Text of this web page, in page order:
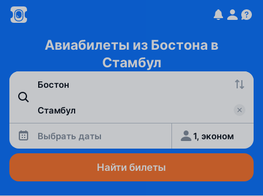
Авиабилеты из Бостона в
Стамбул
Выбрать даты 1, эконом
Найти билеты